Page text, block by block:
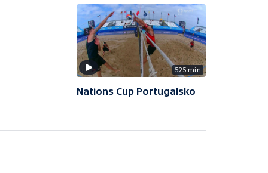
525 min
Nations Cup Portugalsko